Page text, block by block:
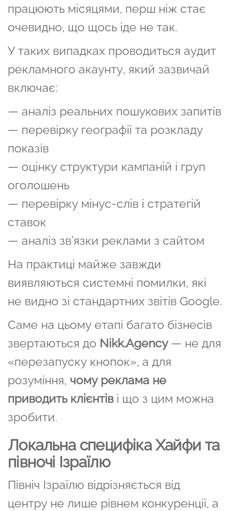
працюють місяцями, перш ніж стає
очевидно, що щось іде не так.
У таких випадках проводиться аудит
рекламного акаунту, який зазвичай
включає:
— аналіз реальних пошукових запитів
— перевірку географії та розкладу
показів
— оцінку структури кампаній і груп
оголошень
— перевірку мінус-слів і стратегій
ставок
— аналіз зв’язки реклами з сайтом
На практиці майже завжди
виявляються системні помилки, які
не видно зі стандартних звітів Google.
Саме на цьому етапі багато бізнесів
звертаються до Nikk.Agency— не для
«перезапуску кнопок», а для
розуміння, чому реклама не
приводить клієнтіві що з цим можна
зробити.
Локальна специфіка Хайфи та
півночі Ізраїлю
Північ Ізраїлю відрізняється від
центру не лише рівнем конкуренції, а